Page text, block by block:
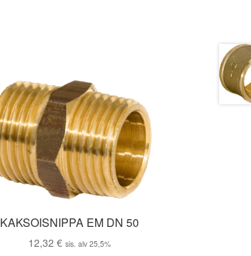
KAKSOISNIPPA EM DN 50
12,32€ sis. alv 25,5%